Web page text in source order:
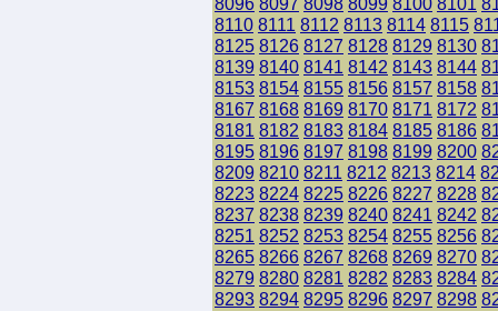
8110 8111 8112 8113 8114 8115
8125 8126 8127 8128 8129 8130
8139 8140 8141 8142 8143 8144
8153 8154 8155 8156 8157 8158
8167 8168 8169 8170 8171 8172
8181 8182 8183 8184 8185 8186
8195 8196 8197 8198 8199 8200
8209 8210 8211 8212 8213 8214
8223 8224 8225 8226 8227 8228
8237 8238 8239 8240 8241 8242
8251 8252 8253 8254 8255 8256
8265 8266 8267 8268 8269 8270
8279 8280 8281 8282 8283 8284
8293 8294 8295 8296 8297 8298